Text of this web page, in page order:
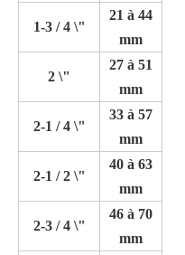
1-3 / 4 \"
21 à 44
mm
2 \"
27 à 51
mm
2-1 / 4 \"
33 à 57
mm
2-1 / 2 \"
40 à 63
mm
2-3 / 4 \"
46 à 70
mm